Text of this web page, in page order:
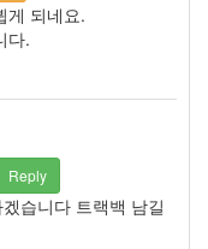
게 되네요.
다.
Reply
습니다 트랙백 남길